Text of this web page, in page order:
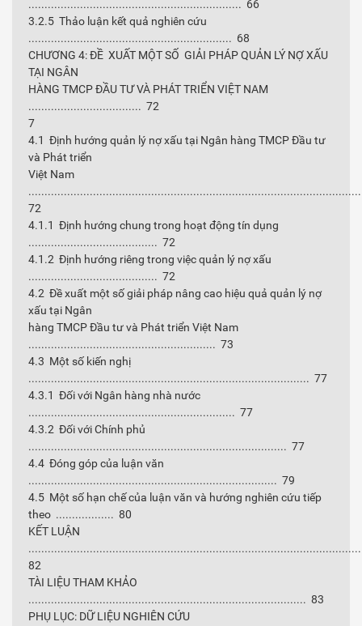
.................................................................. 66
3.2.5 Thảo luận kết quả nghiên cứu
............................................................... 68
CHƯƠNG 4: ĐỀ XUẤT MỘT SỐ GIẢI PHÁP QUẢN LÝ NỢ XẤU
TẠI NGÂN
HÀNG TMCP ĐẦU TƯ VÀ PHÁT TRIỂN VIỆT NAM
................................... 72
7
4.1 Định hướng quản lý nợ xấu tại Ngân hàng TMCP Đầu tư
và Phát triển
Việt Nam
72
4.1.1 Định hướng chung trong hoạt động tín dụng
........................................ 72
4.1.2 Định hướng riêng trong việc quản lý nợ xấu
........................................ 72
4.2 Đề xuất một số giải pháp nâng cao hiệu quả quản lý nợ
xấu tại Ngân
hàng TMCP Đầu tư và Phát triển Việt Nam
.......................................................... 73
4.3 Một số kiến nghị
....................................................................................... 77
4.3.1 Đối với Ngân hàng nhà nước
................................................................ 77
4.3.2 Đối với Chính phủ
................................................................................ 77
4.4 Đóng góp của luận văn
............................................................................. 79
4.5 Một số hạn chế của luận văn và hướng nghiên cứu tiếp
theo .................. 80
KẾT LUẬN
82
TÀI LIỆU THAM KHẢO
...................................................................................... 83
PHỤ LỤC: DỮ LIỆU NGHIÊN CỨU